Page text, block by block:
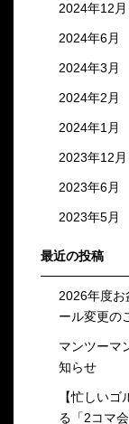
2024年12月
2024年6月
2024年3月
2024年2月
2024年1月
2023年12月
2023年6月
2023年5月
最近の投稿
2026年度お
ール変更の
マンツーマ
知らせ
【忙しい
る「2コマ